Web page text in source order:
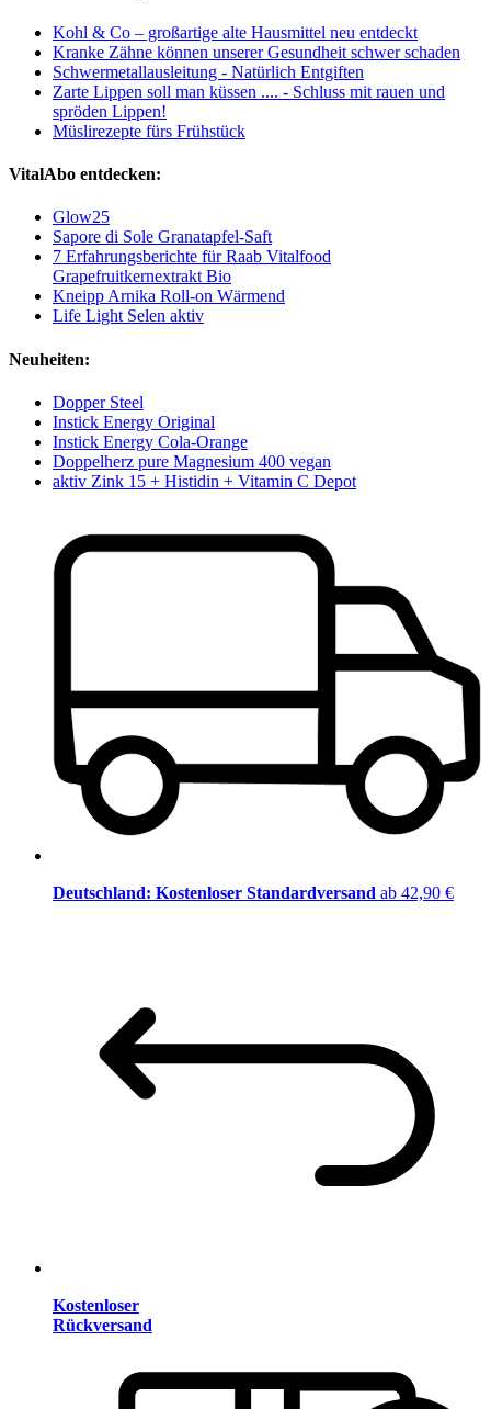
Kohl & Co – großartige alte Hausmittel neu entdeckt
Kranke Zähne können unserer Gesundheit schwer schaden
Schwermetallausleitung - Natürlich Entgiften
Zarte Lippen soll man küssen .... - Schluss mit rauen und
spröden Lippen!
Müslirezepte fürs Frühstück
VitalAbo entdecken:
Glow25
Sapore di Sole Granatapfel-Saft
7 Erfahrungsberichte für Raab Vitalfood
Grapefruitkernextrakt Bio
Kneipp Arnika Roll-on Wärmend
Life Light Selen aktiv
Neuheiten:
Dopper Steel
Instick Energy Original
Instick Energy Cola-Orange
Doppelherz pure Magnesium 400 vegan
aktiv Zink 15 + Histidin + Vitamin C Depot
Deutschland: Kostenloser Standardversand ab 42,90 €
Kostenloser
Rückversand